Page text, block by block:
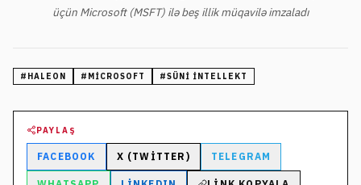
üçün Microsoft (MSFT) ilə beş illik müqavilə imzaladı
# HALEON # MICROSOFT #SÜNI INTELLEKT
PAYLAŞ
FACEBOOK X (TWITTER) TELEGRAM